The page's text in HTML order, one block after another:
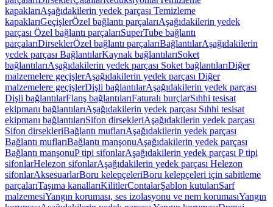
kapaklarıAşağıdakilerin yedek parçası Temizleme
kapaklarıGeçişlerÖzel bağlantı parçalarıAşağıdakilerin yedek
parçası Özel bağlantı parçalarıSuperTube bağlantı
parçalarıDirseklerÖzel bağlantı parçalarıBağlantılarAşağıdakilerin
yedek parçası BağlantılarKaynak bağlantılarıSoket
bağlantılarıAşağıdakilerin yedek parçası Soket bağlantılarıDiğer
malzemelere geçişlerAşağıdakilerin yedek parçası Diğer
malzemelere geçişlerDişli bağlantılarAşağıdakilerin yedek parçası
Dişli bağlantılarFlanş bağlantılarıFaturalı burçlarSıhhi tesisat
ekipmanı bağlantılarıAşağıdakilerin yedek parçası Sıhhi tesisat
ekipmanı bağlantılarıSifon dirsekleriAşağıdakilerin yedek parçası
Sifon dirsekleriBağlantı muflarıAşağıdakilerin yedek parçası
Bağlantı muflarıBağlantı manşonuAşağıdakilerin yedek parçası
Bağlantı manşonuP tipi sifonlarAşağıdakilerin yedek parçası P tipi
sifonlarHelezon sifonlarAşağıdakilerin yedek parçası Helezon
sifonlarAksesuarlarBoru kelepçeleriBoru kelepçeleri için sabitleme
parçalarıTaşıma kanallarıKilitlerContalarŞablon kutularıSarf
malzemesiYangın koruması, ses izolasyonu ve nem korumasıYangın